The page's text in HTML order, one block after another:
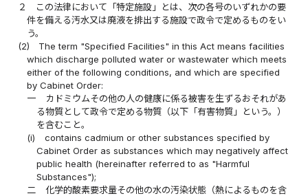
２
この法律において「特定施設」とは、次の各号のいずれかの要
件を備える汚水又は廃液を排出する施設で政令で定めるものをい
う。
(2)
The term "Specified Facilities" in this Act means facilities
which discharge polluted water or wastewater which meets
either of the following conditions, and which are specified
by Cabinet Order:
一
カドミウムその他の人の健康に係る被害を生ずるおそれがあ
る物質として政令で定める物質（以下「有害物質」という。）
を含むこと。
(i)
contains cadmium or other substances specified by
Cabinet Order as substances which may negatively affect
public health (hereinafter referred to as "Harmful
Substances");
二
化学的酸素要求量その他の水の汚染状態（熱によるものを含